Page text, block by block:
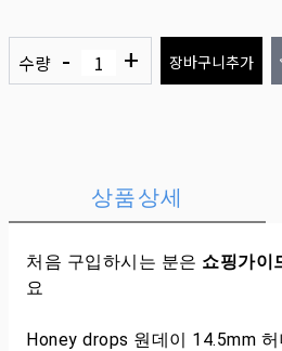
수량 - + 장바구니추가
상품상세
처음 구입하시는 분은 쇼핑가이
요
Honey drops 원데이 14.5mm